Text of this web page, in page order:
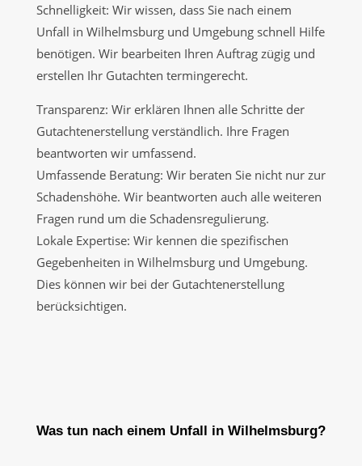
Schnelligkeit: Wir wissen, dass Sie nach einem
Unfall in Wilhelmsburg und Umgebung schnell Hilfe
benötigen. Wir bearbeiten Ihren Auftrag zügig und
erstellen Ihr Gutachten termingerecht.
Transparenz: Wir erklären Ihnen alle Schritte der
Gutachtenerstellung verständlich. Ihre Fragen
beantworten wir umfassend.
Umfassende Beratung: Wir beraten Sie nicht nur zur
Schadenshöhe. Wir beantworten auch alle weiteren
Fragen rund um die Schadensregulierung.
Lokale Expertise: Wir kennen die spezifischen
Gegebenheiten in Wilhelmsburg und Umgebung.
Dies können wir bei der Gutachtenerstellung
berücksichtigen.
Was tun nach einem Unfall in Wilhelmsburg?